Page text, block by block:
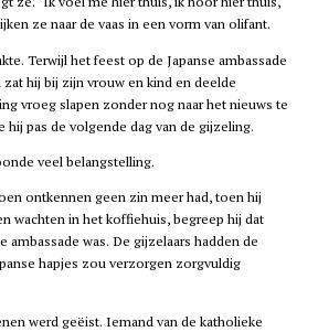
ze naar de vaas in een vorm van olifant.
Terwijl het feest op de Japanse ambassade
hij bij zijn vrouw en kind en deelde
vroeg slapen zonder nog naar het nieuws te
hij pas de volgende dag van de gijzeling.
veel belangstelling.
ontkennen geen zin meer had, toen hij
wachten in het koffiehuis, begreep hij dat
ambassade was. De gijzelaars hadden de
hapjes zou verzorgen zorgvuldig
werd geëist. Iemand van de katholieke